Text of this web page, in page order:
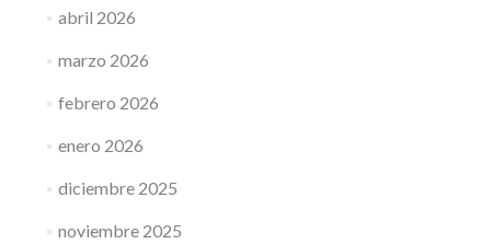
abril 2026
marzo 2026
febrero 2026
enero 2026
diciembre 2025
noviembre 2025